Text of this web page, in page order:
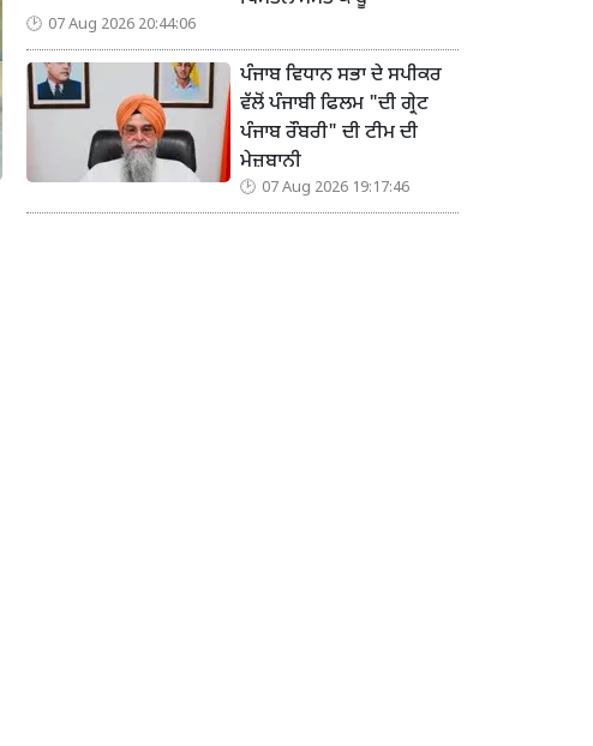
07 Aug 2026 20:44:06
ਪੰਜਾਬ ਵਿਧਾਨ ਸਭਾ ਦੇ ਸਪੀਕਰ
ਵੱਲੋਂ ਪੰਜਾਬੀ ਫਿਲਮ "ਦੀ ਗ੍ਰੇਟ
ਪੰਜਾਬ ਰੌਬਰੀ" ਦੀ ਟੀਮ ਦੀ
ਮੇਜ਼ਬਾਨੀ
07 Aug 2026 19:17:46